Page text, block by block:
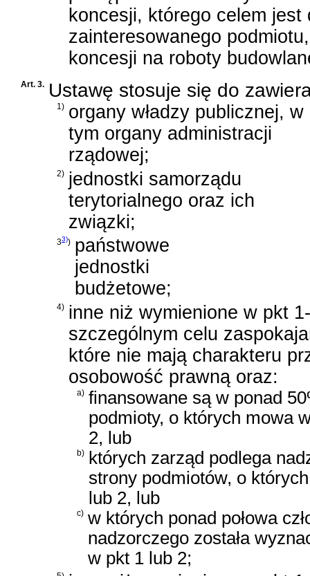
koncesji, którego celem
zainteresowanego
koncesji na roboty
Art. 3. Ustawę stosuje się do
1) organy władzy publicznej, w
tym organy administracji
rządowej;
2) jednostki samorządu
terytorialnego oraz ich
związki;
33)) państwowe
jednostki
budżetowe;
4) inne niż wymienione w pkt
szczególnym celu
które nie mają charakteru
osobowość prawną oraz:
a) finansowane są w ponad
podmioty, o których mowa
2, lub
b)
których zarząd podlega
strony podmiotów, o
lub 2, lub
c) w których ponad połowa
nadzorczego została
w pkt 1 lub 2;